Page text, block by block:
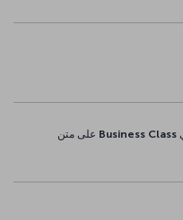
أفضل خدمات تقديم الطعام في Business Class على متن